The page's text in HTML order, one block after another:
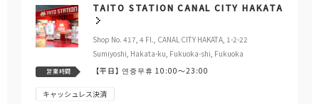
TAITO STATION CANAL CITY HAKATA
Shop No. 417, 4 Fl., CANAL CITY HAKATA, 1-2-22
Sumiyoshi, Hakata-ku, Fukuoka-shi, Fukuoka
営業時間 【平日】 연중무휴 10:00～23:00
キャッシュレス決済